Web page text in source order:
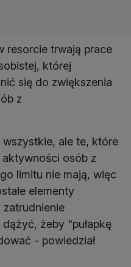
resorcie trwają prace
której
się do zwiększenia
z
ale te, które
osób z
limitu nie mają, więc
elementy
żeby "pułapkę
- powiedział